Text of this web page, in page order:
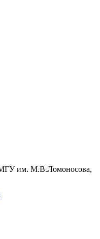
им. М.В.Ломоносова,